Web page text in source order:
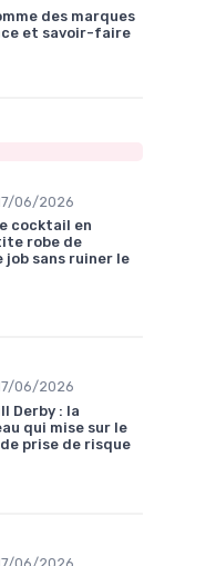
des marques
et savoir-faire
06/2026
cocktail en
robe de
sans ruiner le
06/2026
Derby : la
qui mise sur le
prise de risque